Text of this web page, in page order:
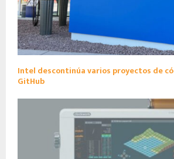
Intel descontinúa varios proyectos de
GitHub